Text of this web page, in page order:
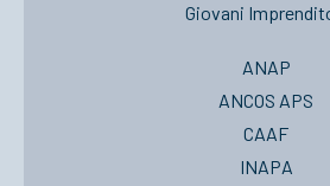
Giovani
ANAP
ANCOS APS
CAAF
INAPA